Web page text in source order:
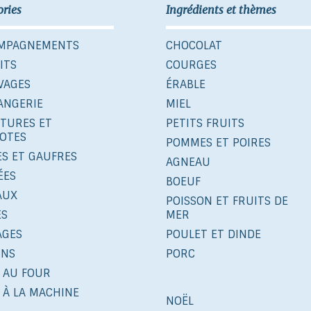
ET
ET GAUFRES
FOUR
À LA MACHINE
Ingrédients et thèmes
CHOCOLAT
COURGES
ÉRABLE
MIEL
PETITS FRUITS
POMMES ET POIRES
AGNEAU
BOEUF
POISSON ET FRUITS DE
MER
POULET ET DINDE
PORC
NOËL